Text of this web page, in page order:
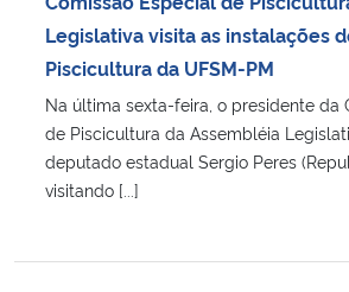
Ministério da Saúde
Ministério de Minas e Energia
Legislativa visita as instalações
Piscicultura da UFSM-PM
Na última sexta-feira, o presidente da
de Piscicultura da Assembléia
deputado estadual Sergio Peres
visitando [...]